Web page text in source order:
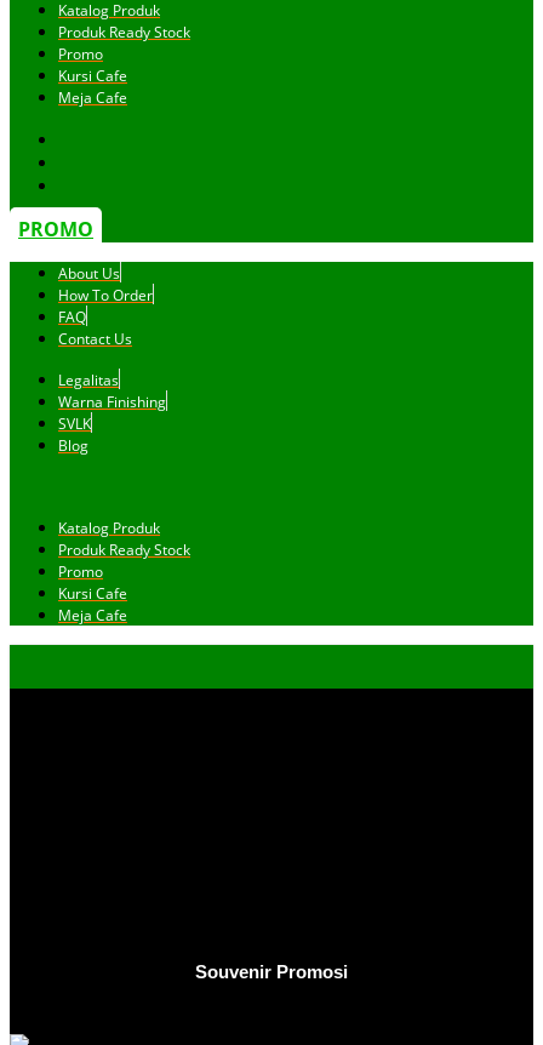
Katalog Produk
Produk Ready Stock
Promo
Kursi Cafe
Meja Cafe
PROMO
About Us
How To Order
FAQ
Contact Us
Legalitas
Warna Finishing
SVLK
Blog
Katalog Produk
Produk Ready Stock
Promo
Kursi Cafe
Meja Cafe
Souvenir Promosi